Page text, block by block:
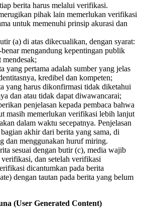
berita harus melalui verifikasi.
pihak lain memerlukan verifikasi
untuk memenuhi prinsip akurasi dan
(a) di atas dikecualikan, dengan syarat:
mengandung kepentingan publik
mendesak;
yang pertama adalah sumber yang jelas
kredibel dan kompeten;
yang harus dikonfirmasi tidak diketahui
dan atau tidak dapat diwawancarai;
penjelasan kepada pembaca bahwa
masih memerlukan verifikasi lebih lanjut
dalam waktu secepatnya. Penjelasan
akhir dari berita yang sama, di
dan menggunakan huruf miring.
sesuai dengan butir (c), media wajib
dan setelah verifikasi
dicantumkan pada berita
dengan tautan pada berita yang belum
(User Generated Content)